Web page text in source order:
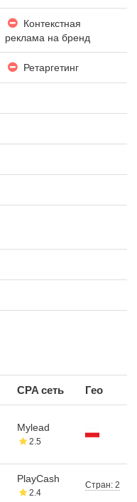
Контекстная
реклама на бренд
Ретаргетинг
CPA сеть Гео
Mylead
2.5
PlayCash
2.4
Стран: 2